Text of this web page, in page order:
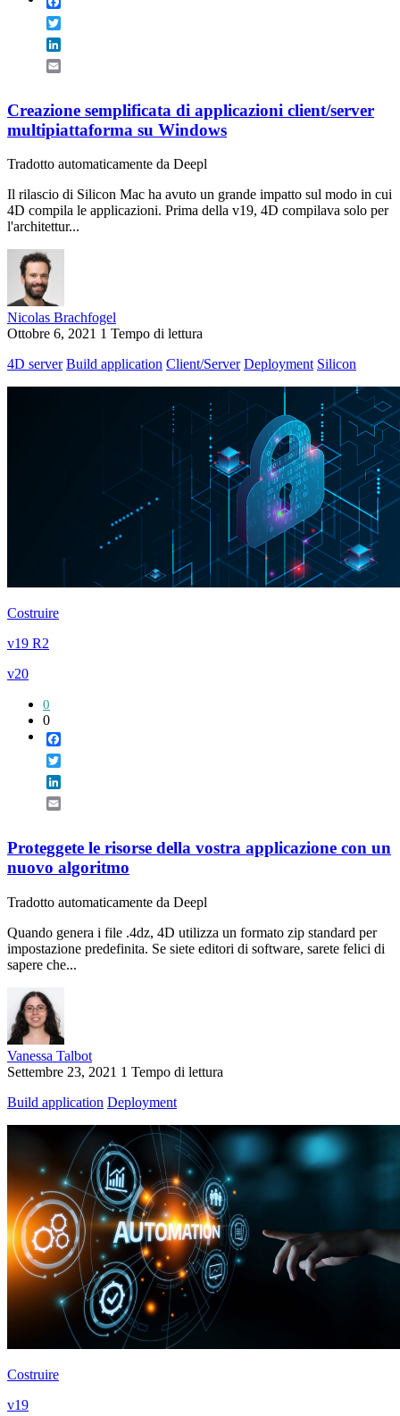
Creazione semplificata di applicazioni client/server
multipiattaforma su Windows
Tradotto automaticamente da Deepl
Il rilascio di Silicon Mac ha avuto un grande impatto sul modo in cui
4D compila le applicazioni. Prima della v19, 4D compilava solo per
l'architettur...
Nicolas Brachfogel
Ottobre 6, 2021 1 Tempo di lettura
4D server Build application Client/Server Deployment Silicon
Costruire
v19 R2
v20
0
0
Proteggete le risorse della vostra applicazione con un
nuovo algoritmo
Tradotto automaticamente da Deepl
Quando genera i file .4dz, 4D utilizza un formato zip standard per
impostazione predefinita. Se siete editori di software, sarete felici di
sapere che...
Vanessa Talbot
Settembre 23, 2021 1 Tempo di lettura
Build application Deployment
Costruire
v19